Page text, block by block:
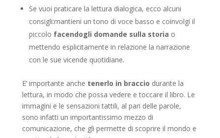
Se vuoi praticare la lettura dialogica, ecco alcuni
consigli:mantieni un tono di voce basso e coinvolgi il
piccolo facendogli domande sulla storia o
mettendo esplicitamente in relazione la narrazione
con le sue vicende quotidiane.
E’ importante anche tenerlo in braccio durante la
lettura, in modo che possa vedere e toccare il libro. Le
immagini e le sensazioni tattili, al pari delle parole,
sono infatti un importantissimo mezzo di
comunicazione, che gli permette di scoprire il mondo e